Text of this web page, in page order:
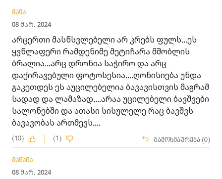
მაია
08 მარ. 2024
არცერთი მასწსვლებელი არ კრებს ფულს...ეს
ყვწლაფერი რამდენიმე მეტიჩარა მშობლის
ბრალია...არც დრონია საჭირო და არც
დაქირავებული ფოტოსესია....ღონისიება უნდა
გაკეთდეს ეს აუცილებელია ბავავისთვის მაგრამ
სადად და ლამაზად....არაა უცილებელი ბავშვები
სალონებში და ათასი სისულელე რაც ბავშვს
ბავავობას ართმევს....
(10) (1) გამოხმაურება (0)
მანანა
08 მარ. 2024